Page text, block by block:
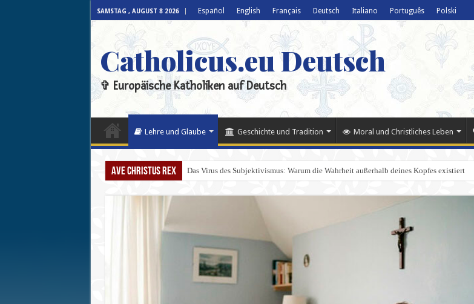
SAMSTAG , AUGUST 8 2026 Español English Français Deutsch Italiano Português Polski
Catholicus.eu Deutsch
✞ Europäische Katholiken auf Deutsch
Lehre und Glaube Geschichte und Tradition Moral und Christliches Leben
Ave Christus Rex Das Virus des Subjektivismus: Warum die Wahrheit außerhalb deines Kopfes existiert